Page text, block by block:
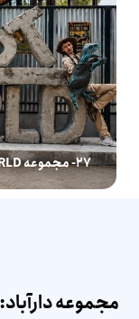
27- مجموعه LOST WORLD (سرزمین گمشده)
مجموعه